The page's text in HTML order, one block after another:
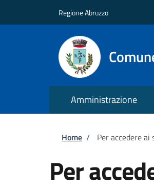
Regione Abruzzo
Amministrazione
Briciole di
Home / Per accedere
Per